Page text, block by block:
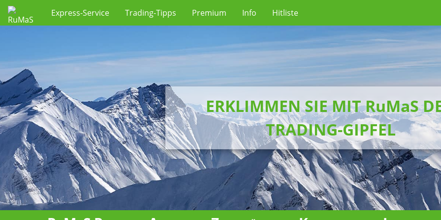
Express-Service Trading-Tipps Premium Info Hitliste
ERKLIMMEN SIE MIT RuMaS
TRADING-GIPFEL